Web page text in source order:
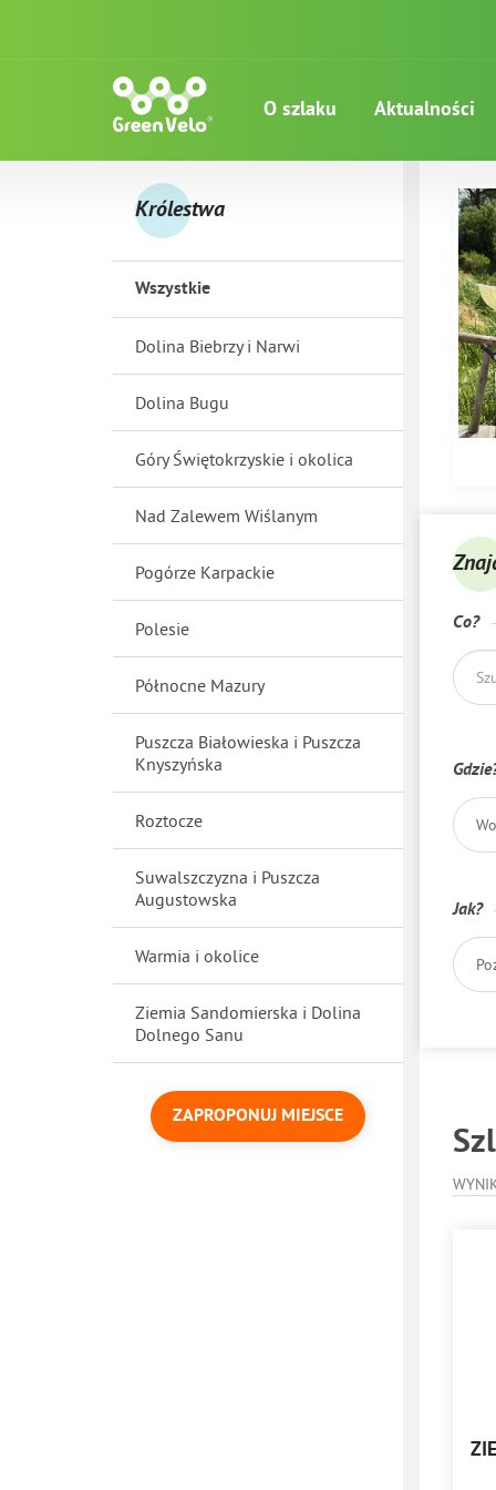
O szlaku Aktualności
Królestwa
Wszystkie
Dolina Biebrzy i Narwi
Dolina Bugu
Góry Świętokrzyskie i okolica
Nad Zalewem Wiślanym
Pogórze Karpackie
Polesie
Północne Mazury
Puszcza Białowieska i Puszcza
Knyszyńska
Roztocze
Suwalszczyzna i Puszcza
Augustowska
Warmia i okolice
Ziemia Sandomierska i Dolina
Dolnego Sanu
ZAPROPONUJ MIEJSCE
Co?
Jak?